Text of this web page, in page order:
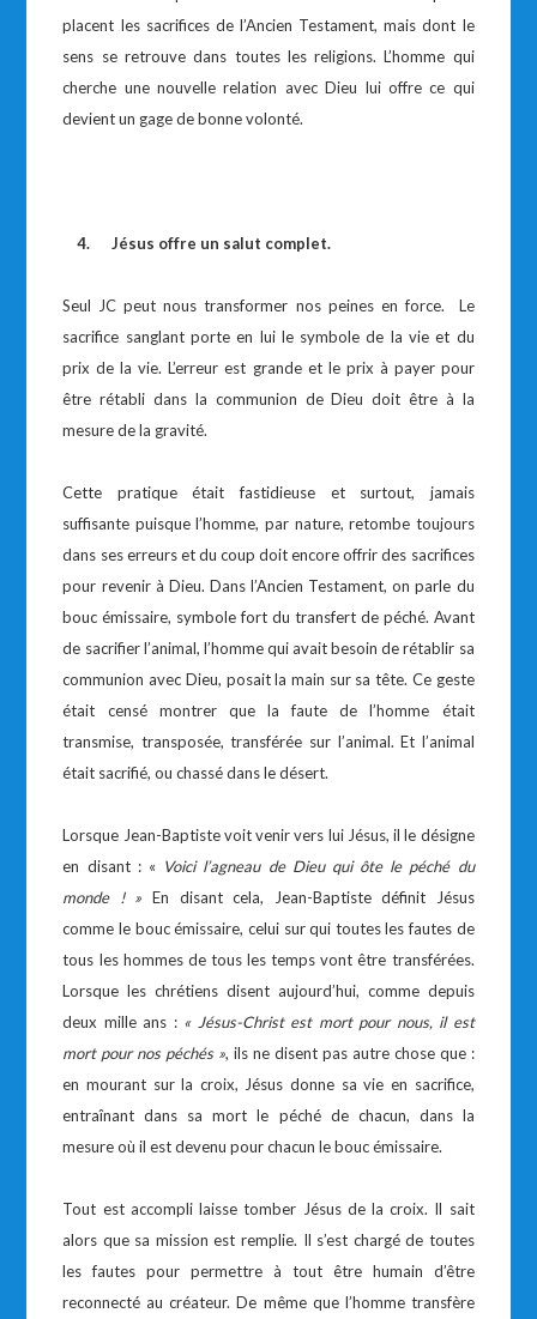
placent les sacrifices de l’Ancien Testament, mais dont le
sens se retrouve dans toutes les religions. L’homme qui
cherche une nouvelle relation avec Dieu lui offre ce qui
devient un gage de bonne volonté.
4.Jésus offre un salut complet.
Seul JC peut nous transformer nos peines en force. Le
sacrifice sanglant porte en lui le symbole de la vie et du
prix de la vie. L’erreur est grande et le prix à payer pour
être rétabli dans la communion de Dieu doit être à la
mesure de la gravité.
Cette pratique était fastidieuse et surtout, jamais
suffisante puisque l’homme, par nature, retombe toujours
dans ses erreurs et du coup doit encore offrir des sacrifices
pour revenir à Dieu. Dans l’Ancien Testament, on parle du
bouc émissaire, symbole fort du transfert de péché. Avant
de sacrifier l’animal, l’homme qui avait besoin de rétablir sa
communion avec Dieu, posait la main sur sa tête. Ce geste
était censé montrer que la faute de l’homme était
transmise, transposée, transférée sur l’animal. Et l’animal
était sacrifié, ou chassé dans le désert.
Lorsque Jean-Baptiste voit venir vers lui Jésus, il le désigne
en disant : « Voici l’agneau de Dieu qui ôte le péché du
monde ! » En disant cela, Jean-Baptiste définit Jésus
comme le bouc émissaire, celui sur qui toutes les fautes de
tous les hommes de tous les temps vont être transférées.
Lorsque les chrétiens disent aujourd’hui, comme depuis
deux mille ans : « Jésus-Christ est mort pour nous, il est
mort pour nos péchés », ils ne disent pas autre chose que :
en mourant sur la croix, Jésus donne sa vie en sacrifice,
entraînant dans sa mort le péché de chacun, dans la
mesure où il est devenu pour chacun le bouc émissaire.
Tout est accompli laisse tomber Jésus de la croix. Il sait
alors que sa mission est remplie. Il s’est chargé de toutes
les fautes pour permettre à tout être humain d’être
reconnecté au créateur. De même que l’homme transfère